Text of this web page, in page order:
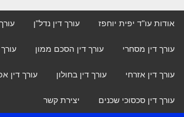
אודות עו"ד יפית יוחפז עורך דין נדל"ן
עורך דין מסחרי עורך דין הסכם ממון עורך
עורך דין אזרחי עורך דין בחולון עורך דין
עורך דין סכסוכי שכנים יצירת קשר